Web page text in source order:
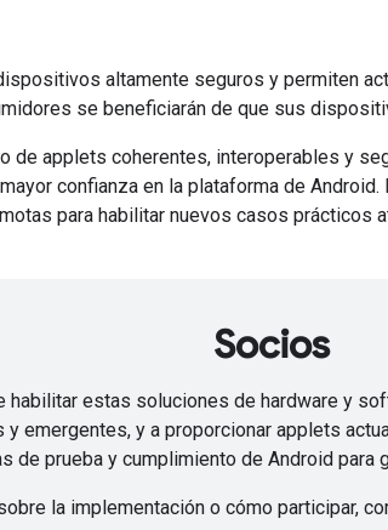
altamente seguros y permiten
se beneficiarán de que sus
de applets coherentes, interoperables y
confianza en la plataforma de
para habilitar nuevos casos
Socios
habilitar estas soluciones de hardware
emergentes, y a proporcionar applets
de prueba y cumplimiento de Android
la implementación o cómo participar,